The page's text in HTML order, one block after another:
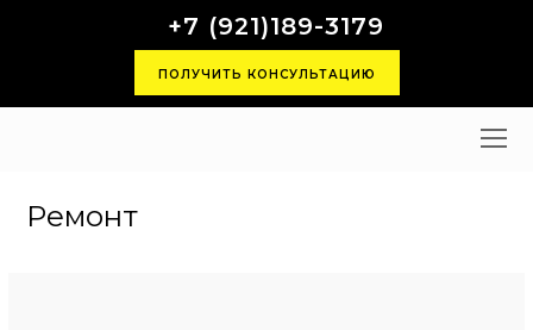
+7 (921)189-3179
ПОЛУЧИТЬ КОНСУЛЬТАЦИЮ
Ремонт